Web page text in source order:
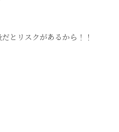
とリスクがあるから！！